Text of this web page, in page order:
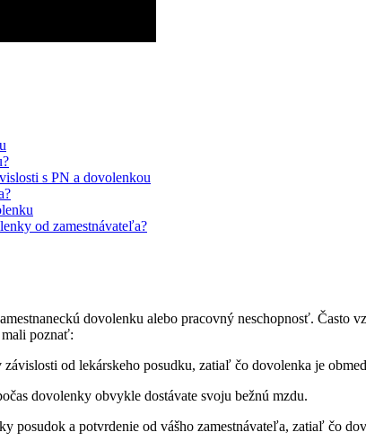
s PN a dovolenkou
od zamestnávateľa?
dovolenku alebo pracovný neschopnosť. Často
poznať:
od lekárskeho posudku, zatiaľ čo dovolenka je
dovolenky obvykle dostávate svoju bežnú mzdu.
posudok a potvrdenie od vášho zamestnávateľa, zatiaľ čo